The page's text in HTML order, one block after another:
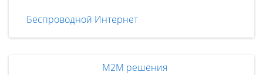
Беспроводной Интернет
M2M решения